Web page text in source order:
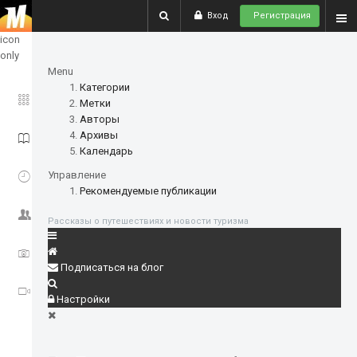
Вход Регистрация
show
icon
only
ГЛАВНОЕ
ИСТОРИИ
СОБЫТИЯ
ФОТО
ВИДЕО
Menu
Категории
Метки
Авторы
Архивы
Календарь
Управление
Рекомендуемые публикации
Рассказы о путешествиях и новости туризма
Подписаться на блог
Настройки